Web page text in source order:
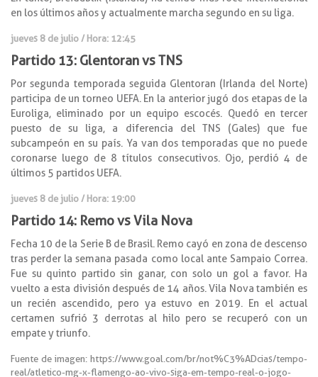
en los últimos años y actualmente marcha segundo en su liga.
jueves 8 de julio / Hora: 12:45
Partido 13: Glentoran vs TNS
Por segunda temporada seguida Glentoran (Irlanda del Norte)
participa de un torneo UEFA. En la anterior jugó dos etapas de la
Euroliga, eliminado por un equipo escocés. Quedó en tercer
puesto de su liga, a diferencia del TNS (Gales) que fue
subcampeón en su país. Ya van dos temporadas que no puede
coronarse luego de 8 títulos consecutivos. Ojo, perdió 4 de
últimos 5 partidos UEFA.
jueves 8 de julio / Hora: 19:00
Partido 14: Remo vs Vila Nova
Fecha 10 de la Serie B de Brasil. Remo cayó en zona de descenso
tras perder la semana pasada como local ante Sampaio Correa.
Fue su quinto partido sin ganar, con solo un gol a favor. Ha
vuelto a esta división después de 14 años. Vila Nova también es
un recién ascendido, pero ya estuvo en 2019. En el actual
certamen sufrió 3 derrotas al hilo pero se recuperó con un
empate y triunfo.
Fuente de imagen: https://www.goal.com/br/not%C3%ADcias/tempo-
real/atletico-mg-x-flamengo-ao-vivo-siga-em-tempo-real-o-jogo-